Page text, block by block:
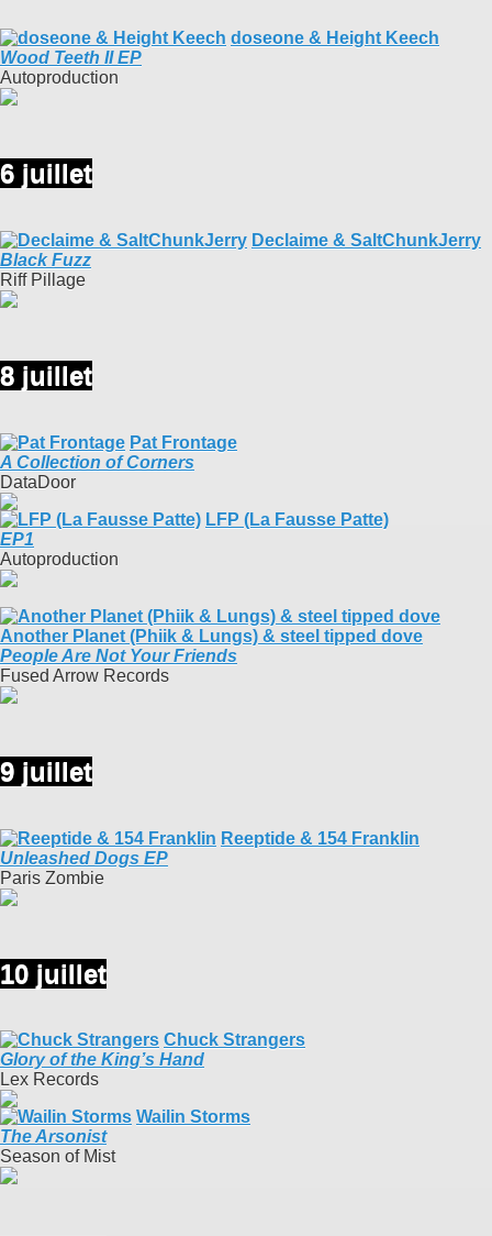
doseone & Height Keech
Wood Teeth II EP
Autoproduction
6 juillet
Declaime & SaltChunkJerry
Black Fuzz
Riff Pillage
8 juillet
Pat Frontage
A Collection of Corners
DataDoor
LFP (La Fausse Patte)
EP1
Autoproduction
Another Planet (Phiik & Lungs) & steel tipped dove
People Are Not Your Friends
Fused Arrow Records
9 juillet
Reeptide & 154 Franklin
Unleashed Dogs EP
Paris Zombie
10 juillet
Chuck Strangers
Glory of the King’s Hand
Lex Records
Wailin Storms
The Arsonist
Season of Mist